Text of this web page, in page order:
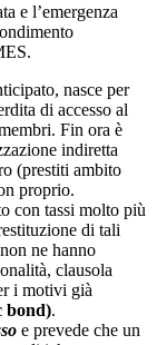
e l’emergenza
nasce per
di accesso al
Fin ora è
indiretta
(prestiti ambito
proprio.
con tassi molto più
di tali
ne hanno
clausola
i motivi già
bond).
e prevede che un